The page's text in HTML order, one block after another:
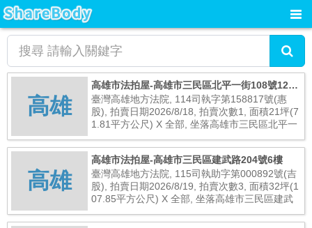
高雄
高雄市法拍屋-高雄市三民區北平一街108號12樓
之1
臺灣高雄地方法院, 114司執字第158817號(惠
股), 拍賣日期2026/8/18, 拍賣次數1, 面積21坪(7
1.81平方公尺) X 全部, 坐落高雄市三民區北平一
高雄
高雄市法拍屋-高雄市三民區建武路204號6樓
臺灣高雄地方法院, 115司執助字第000892號(吉
股), 拍賣日期2026/8/19, 拍賣次數3, 面積32坪(1
07.85平方公尺) X 全部, 坐落高雄市三民區建武